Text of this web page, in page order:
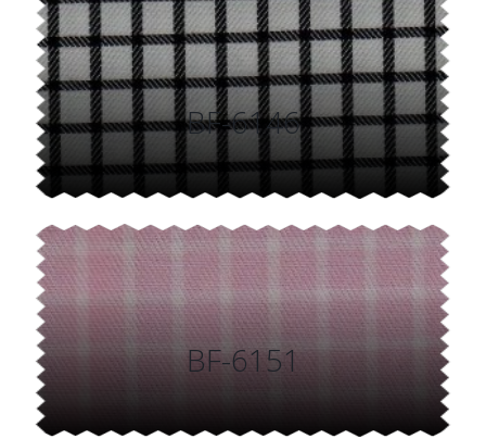
BF-6146
BF-6151